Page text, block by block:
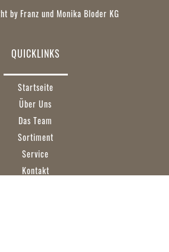
by Franz und Monika Bloder KG
QUICKLINKS
Startseite
Über Uns
Das Team
Sortiment
Service
Kontakt